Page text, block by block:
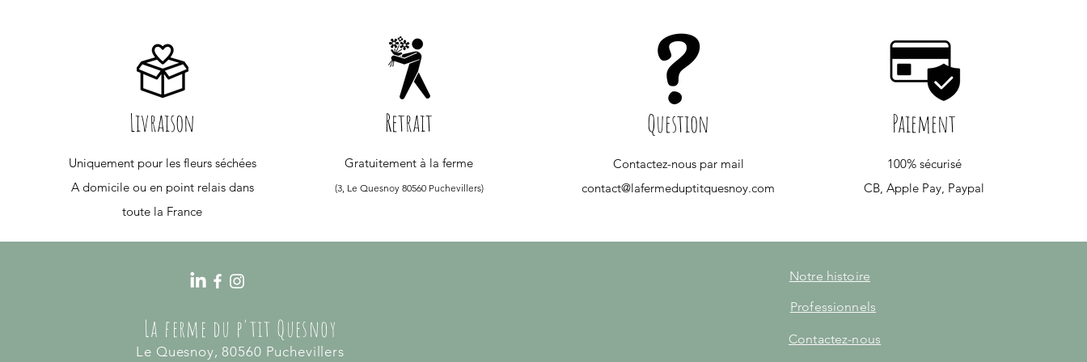
Livraison
Uniquement pour les fleurs séchées
A domicile ou en point relais dans
toute la France
Retrait
Gratuitement à la ferme
(3, Le Quesnoy 80560 Puchevillers)
Question
Contactez-nous par mail
contact@lafermeduptitquesnoy.com
Paiement
100% sécurisé
CB, Apple Pay, Paypal
La ferme du p'tit Quesnoy
Le Quesnoy, 80560 Puchevillers
Notre histoire
Professionnels
Contactez-nous